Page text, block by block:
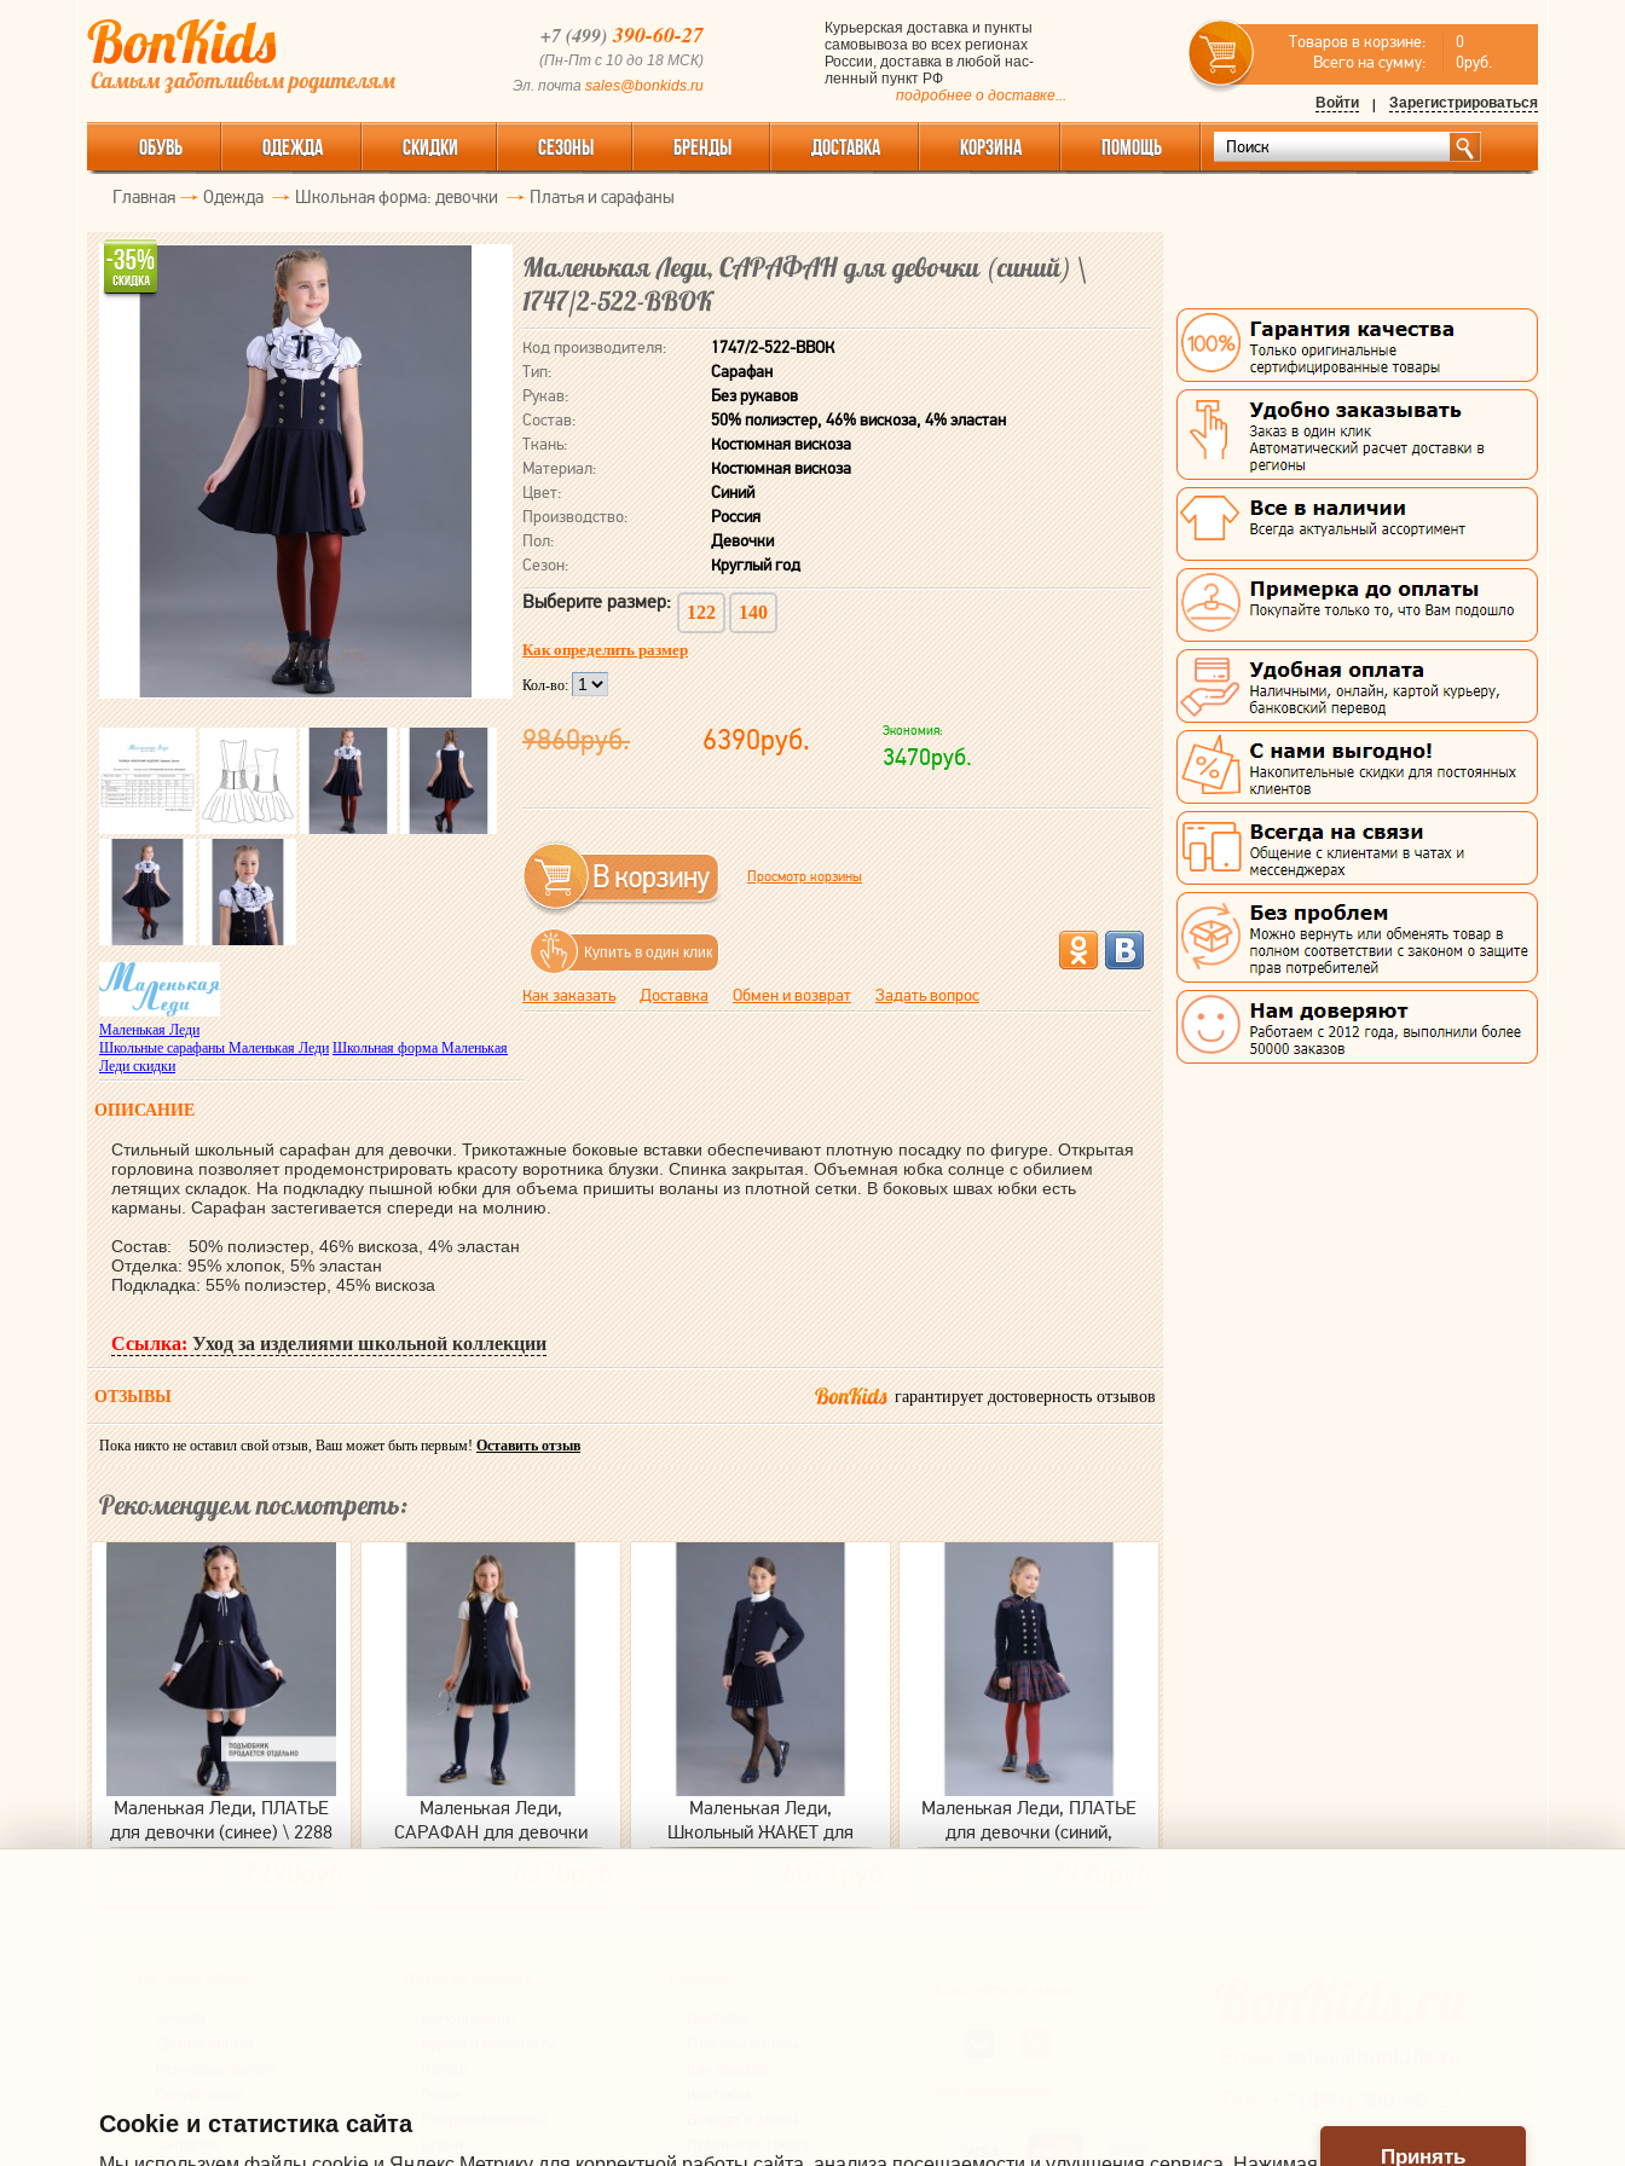
+7 (499)390-60-27
(Пн-Пт с 10 до 18 МСК)
Эл. почта sales@bonkids.ru
Курьерская доставка и пункты
самовывоза во всех регионах
России, доставка в любой нас-
ленный пункт РФ
подробнее о доставке...
Товаров в корзине:
Всего на сумму:
0
0руб.
Зарегистрироваться
|
Войти
ОБУВЬ ОДЕЖДА СКИДКИ СЕЗОНЫ БРЕНДЫ ДОСТАВКА КОРЗИНА ПОМОЩЬ
Главная Одежда Школьная форма: девочки Платья и сарафаны
Маленькая Леди
Школьные сарафаны Маленькая Леди Школьная форма Маленькая
Леди скидки
Маленькая Леди, САРАФАН для девочки (синий) \
1747/2-522-ВВОК
Код производителя:
1747/2-522-ВВОК
Тип:
Сарафан
Рукав:
Без рукавов
Состав:
50% полиэстер, 46% вискоза, 4% эластан
Ткань:
Костюмная вискоза
Материал:
Костюмная вискоза
Цвет:
Синий
Производство:
Россия
Пол:
Девочки
Сезон:
Круглый год
Выберите размер: 122 140
Как определить размер
Кол-во:
9860руб. 6390руб. Экономия:
3470руб.
Просмотр корзины
Купить в один клик
Как заказать Доставка Обмен и возврат Задать вопрос
ОПИСАНИЕ
Стильный школьный сарафан для девочки. Трикотажные боковые вставки обеспечивают плотную посадку по фигуре. Открытая
горловина позволяет продемонстрировать красоту воротника блузки. Спинка закрытая. Объемная юбка солнце с обилием
летящих складок. На подкладку пышной юбки для объема пришиты воланы из плотной сетки. В боковых швах юбки есть
карманы. Сарафан застегивается спереди на молнию.
Состав:
50% полиэстер, 46% вискоза, 4% эластан
Отделка: 95% хлопок, 5% эластан
Подкладка: 55% полиэстер, 45% вискоза
Ссылка:Уход за изделиями школьной коллекции
ОТЗЫВЫ гарантирует достоверность отзывов
Пока никто не оставил свой отзыв, Ваш может быть первым!Оставить отзыв
Рекомендуем посмотреть:
Маленькая Леди, ПЛАТЬЕ
для девочки (синее) \ 2288
Маленькая Леди,
САРАФАН для девочки
(синий) \ 2240-521-ВВОК
Маленькая Леди,
Школьный ЖАКЕТ для
девочки 853-522-ВВОК
Маленькая Леди, ПЛАТЬЕ
для девочки (синий,
клетка сине-бордовая) \
Кеды, кроссовки
Связаться в мессенджере
Cookie и статистика сайта
Принять